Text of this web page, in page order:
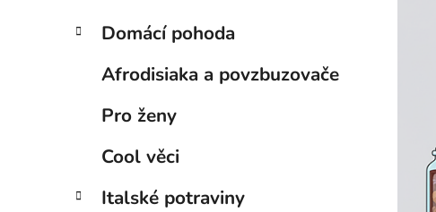
Domácí pohoda
Afrodisiaka a povzbuzovače
Pro ženy
Cool věci
Italské potraviny